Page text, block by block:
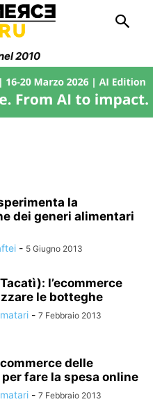
2010
la
dei generi alimentari
- 5 Giugno 2013
l’ecommerce
le botteghe
- 7 Febbraio 2013
delle
fare la spesa online
- 7 Febbraio 2013